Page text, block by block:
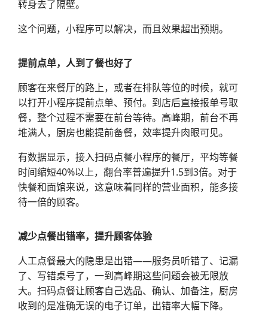
转身去了隔壁。
这个问题，小程序可以解决，而且效果超出预期。
提前点单，人到了餐也好了
顾客在来餐厅的路上，或者在排队等位的时候，就可
以打开小程序提前点单、预付。到店后直接报单号取
餐，整个过程不需要在前台等待。高峰期，前台不再
堆满人，厨房也能提前备餐，效率提升肉眼可见。
有数据显示，接入扫码点餐小程序的餐厅，平均等餐
时间缩短40%以上，翻台率普遍提升1.5到3倍。对于
快餐和面馆来说，这意味着同样的营业面积，能多接
待一倍的顾客。
减少点餐出错率，提升顾客体验
人工点餐最大的隐患是出错——服务员听错了、记漏
了、写错桌号了，一到高峰期这些问题会被无限放
大。扫码点餐让顾客自己选品、确认、加备注，厨房
收到的是准确无误的电子订单，出错率大幅下降。